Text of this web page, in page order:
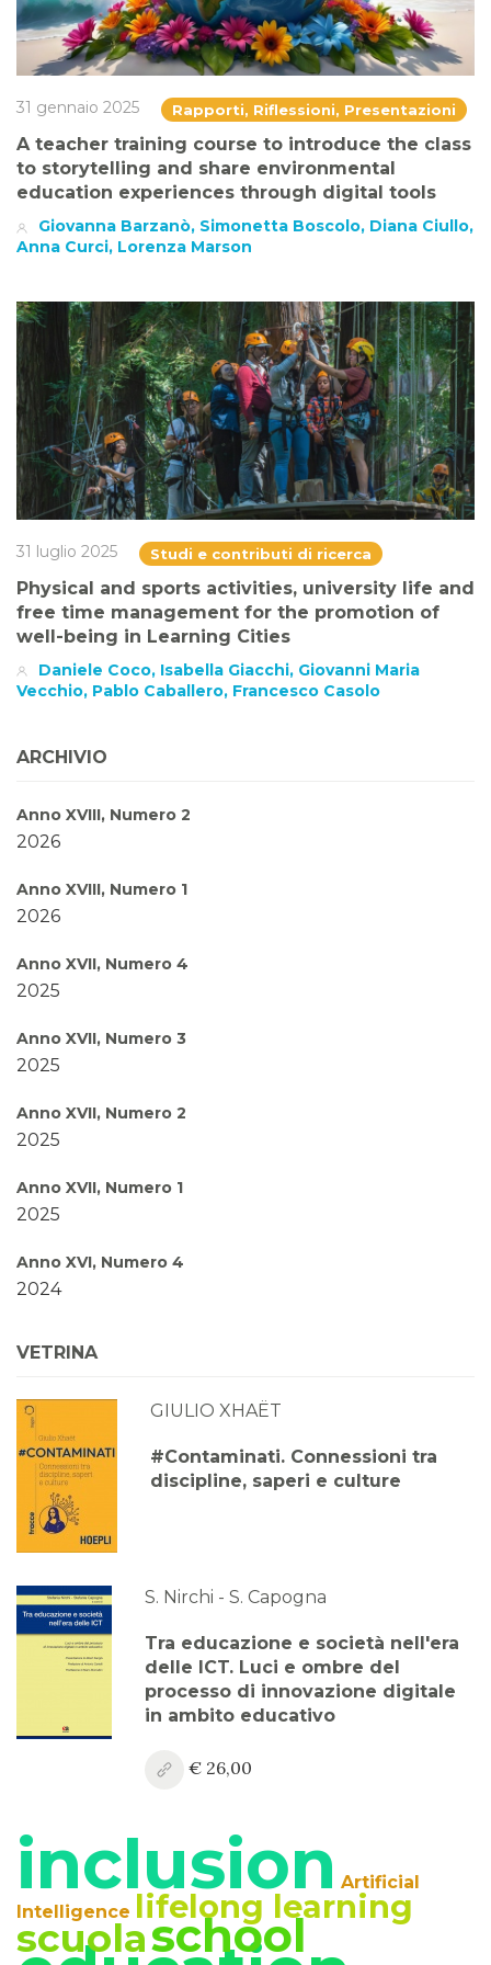
31 gennaio 2025 Rapporti, Riflessioni, Presentazioni
A teacher training course to introduce the class
to storytelling and share environmental
education experiences through digital tools
Giovanna Barzanò, Simonetta Boscolo, Diana Ciullo,
Anna Curci, Lorenza Marson
31 luglio 2025 Studi e contributi di ricerca
Physical and sports activities, university life and
free time management for the promotion of
well-being in Learning Cities
Daniele Coco, Isabella Giacchi, Giovanni Maria
Vecchio, Pablo Caballero, Francesco Casolo
ARCHIVIO
Anno XVIII, Numero 2
2026
Anno XVIII, Numero 1
2026
Anno XVII, Numero 4
2025
Anno XVII, Numero 3
2025
Anno XVII, Numero 2
2025
Anno XVII, Numero 1
2025
Anno XVI, Numero 4
2024
2024
Anno XVI, Numero 2
2024
Anno XVI, Numero 1
2024
2023
Anno XV, Numero 3
Anno XV, Numero 2
2023
Anno XV, Numero 1
Anno XV
2023 Vol. 1
Anno XIV, Numero 4
2022
VETRINA
GIULIO XHAËT
#Contaminati. Connessioni tra
discipline, saperi e culture
S. Nirchi - S. Capogna
Tra educazione e società nell'era
delle ICT. Luci e ombre del
processo di innovazione digitale
in ambito educativo
€ 26,00
inclusion Artificial
Intelligence lifelong learning
scuolaschool